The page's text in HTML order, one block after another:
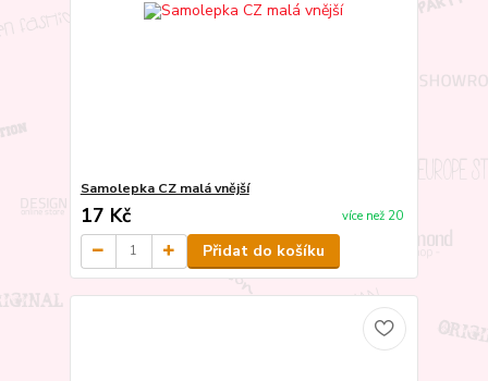
Samolepka CZ malá vnější
17 Kč více než 20
Přidat do košíku